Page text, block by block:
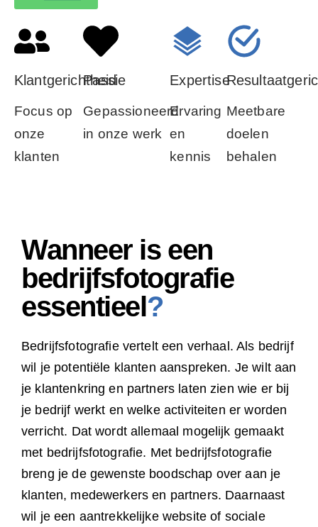
Klantgerichtheid
Focus op
onze
klanten
Passie
Gepassioneerd
in onze werk
Expertise
Ervaring
en
kennis
Meetbare
doelen
behalen
Wanneer is een
bedrijfsfotografie
essentieel ?
Bedrijfsfotografie vertelt een verhaal. Als bedrijf
wil je potentiële klanten aanspreken. Je wilt aan
je klantenkring en partners laten zien wie er bij
je bedrijf werkt en welke activiteiten er worden
verricht. Dat wordt allemaal mogelijk gemaakt
met bedrijfsfotografie. Met bedrijfsfotografie
breng je de gewenste boodschap over aan je
klanten, medewerkers en partners. Daarnaast
wil je een aantrekkelijke website of sociale